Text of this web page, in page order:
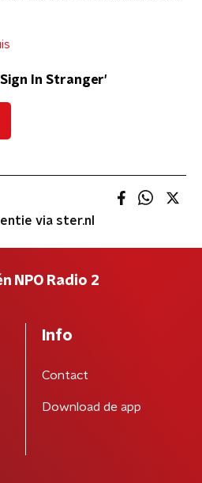
In Stranger'
via ster.nl
NPO Radio 2
Info
Contact
Download de app